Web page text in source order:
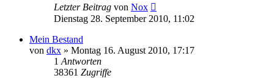
Letzter Beitrag von Nox
Dienstag 28. September 2010, 11:02
Mein Bestand
von dkx » Montag 16. August 2010, 17:17
1 Antworten
38361 Zugriffe